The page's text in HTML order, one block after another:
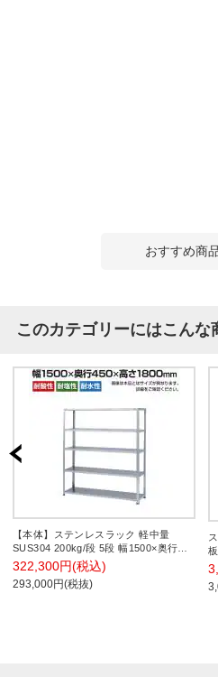
おすすめ商
このカテゴリーにはこんな
【本体】ステンレスラック 軽中量
SUS304 200kg/段 5段 幅1500×奥行
450×高さ1800mm
322,300円(税込)
293,000円(税抜)